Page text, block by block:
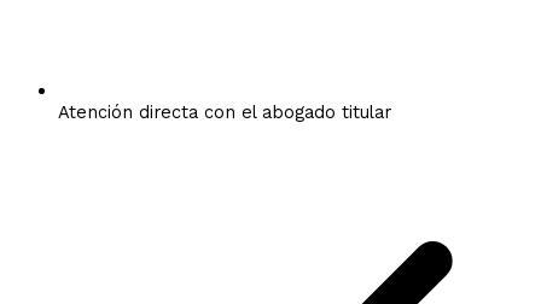
Atención directa con el abogado titular